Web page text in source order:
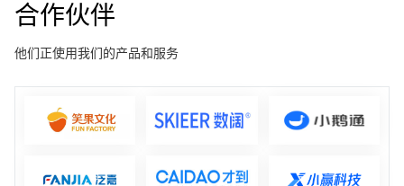
合作伙伴
他们正使用我们的产品和服务